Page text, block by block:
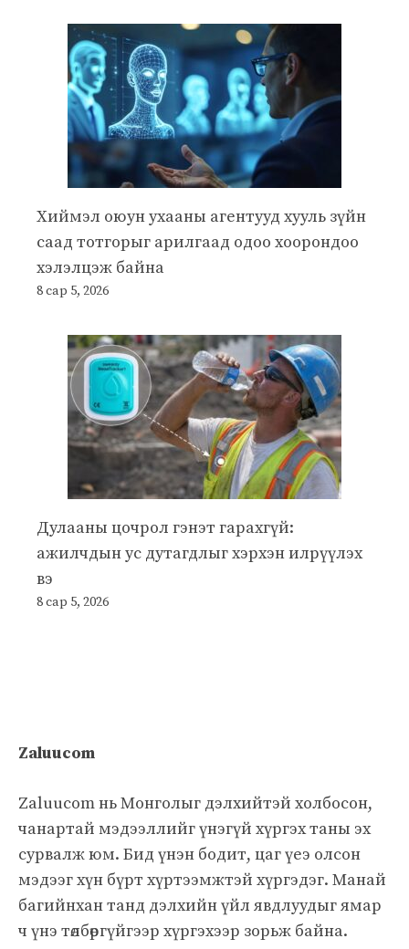
Хиймэл оюун ухааны агентууд хууль зүйн
саад тотгорыг арилгаад одоо хоорондоо
хэлэлцэж байна
8 сар 5, 2026
Дулааны цочрол гэнэт гарахгүй:
ажилчдын ус дутагдлыг хэрхэн илрүүлэх
вэ
8 сар 5, 2026
Zaluucom
Zaluucom нь Монголыг дэлхийтэй холбосон,
чанартай мэдээллийг үнэгүй хүргэх таны эх
сурвалж юм. Бид үнэн бодит, цаг үеэ олсон
мэдээг хүн бүрт хүртээмжтэй хүргэдэг. Манай
багийнхан танд дэлхийн үйл явдлуудыг ямар
ч үнэ төлбөргүйгээр хүргэхээр зорьж байна.